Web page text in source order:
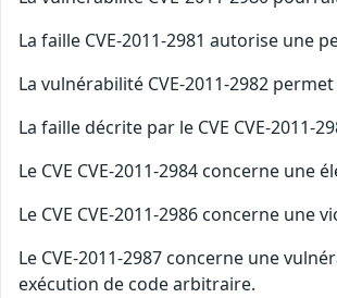
La faille CVE-2011-2981 autorise une
La vulnérabilité CVE-2011-2982
La faille décrite par le CVE CVE-
Le CVE CVE-2011-2984 concerne une
Le CVE CVE-2011-2986 concerne
Le CVE-2011-2987 concerne une
exécution de code arbitraire.